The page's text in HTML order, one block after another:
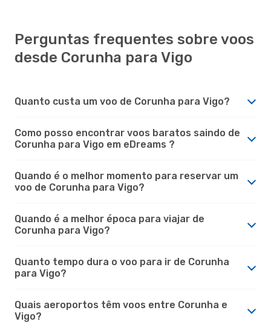
Perguntas frequentes sobre voos
desde Corunha para Vigo
Quanto custa um voo de Corunha para Vigo?
Como posso encontrar voos baratos saindo de
Corunha para Vigo em eDreams ?
Quando é o melhor momento para reservar um
voo de Corunha para Vigo?
Quando é a melhor época para viajar de
Corunha para Vigo?
Quanto tempo dura o voo para ir de Corunha
para Vigo?
Quais aeroportos têm voos entre Corunha e
Vigo?